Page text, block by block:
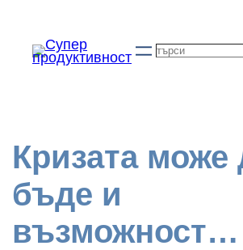
Търсене
Кризата може
бъде и
възможност…